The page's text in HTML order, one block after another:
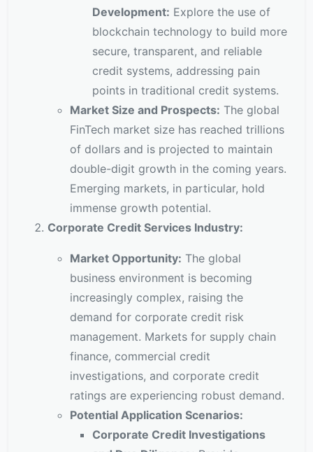
Development: Explore the use of
blockchain technology to build more
secure, transparent, and reliable
credit systems, addressing pain
points in traditional credit systems.
Market Size and Prospects: The global
FinTech market size has reached trillions
of dollars and is projected to maintain
double-digit growth in the coming years.
Emerging markets, in particular, hold
immense growth potential.
Corporate Credit Services Industry:
Market Opportunity: The global
business environment is becoming
increasingly complex, raising the
demand for corporate credit risk
management. Markets for supply chain
finance, commercial credit
investigations, and corporate credit
ratings are experiencing robust demand.
Potential Application Scenarios:
Corporate Credit Investigations